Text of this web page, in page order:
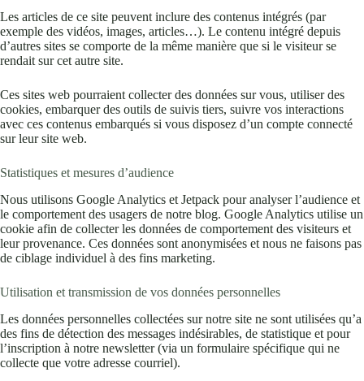
Les articles de ce site peuvent inclure des contenus intégrés (par
exemple des vidéos, images, articles…). Le contenu intégré depuis
d’autres sites se comporte de la même manière que si le visiteur se
rendait sur cet autre site.
Ces sites web pourraient collecter des données sur vous, utiliser des
cookies, embarquer des outils de suivis tiers, suivre vos interactions
avec ces contenus embarqués si vous disposez d’un compte connecté
sur leur site web.
Statistiques et mesures d’audience
Nous utilisons Google Analytics et Jetpack pour analyser l’audience et
le comportement des usagers de notre blog. Google Analytics utilise un
cookie afin de collecter les données de comportement des visiteurs et
leur provenance. Ces données sont anonymisées et nous ne faisons pas
de ciblage individuel à des fins marketing.
Utilisation et transmission de vos données personnelles
Les données personnelles collectées sur notre site ne sont utilisées qu’a
des fins de détection des messages indésirables, de statistique et pour
l’inscription à notre newsletter (via un formulaire spécifique qui ne
collecte que votre adresse courriel).